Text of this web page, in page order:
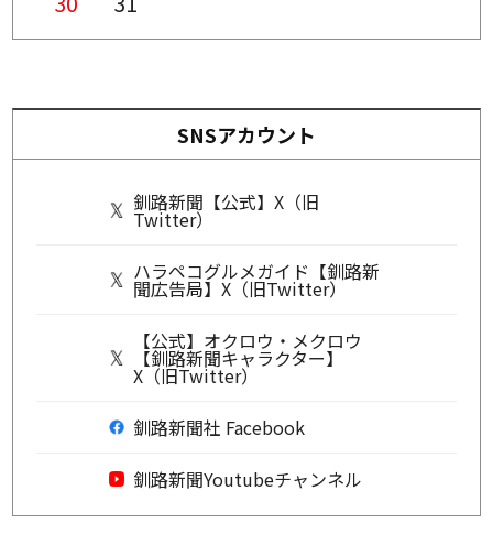
SNSアカウント
釧路新聞【公式】X（旧
Twitter）
ハラペコグルメガイド【釧路新
聞広告局】X（旧Twitter）
【公式】オクロウ・メクロウ
【釧路新聞キャラクター】
X（旧Twitter）
釧路新聞社 Facebook
釧路新聞Youtubeチャンネル